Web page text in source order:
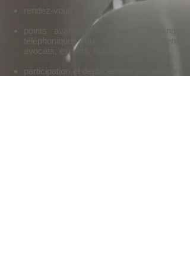
rendez-vous
points avancement dossier, échanges
téléphoniques ou écrits avec clients,
avocats, experts, huissiers...
participation et déplacement aux réunions